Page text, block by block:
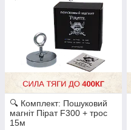
🔍 Комплект: Пошуковий
магніт Пірат F300 + трос
15м